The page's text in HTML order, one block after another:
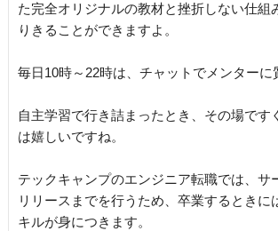
た完全オリジナルの教材と挫折しない仕組
りきることができますよ。
毎日10時～22時は、チャットでメンターに
自主学習で行き詰まったとき、その場です
は嬉しいですね。
テックキャンプのエンジニア転職では、サ
リリースまでを行うため、卒業するときに
キルが身につきます。